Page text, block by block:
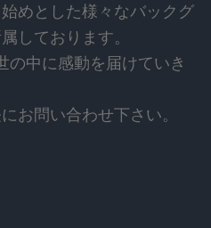
めとした様々なバックグ
しております。
の中に感動を届けていき
お問い合わせ下さい。